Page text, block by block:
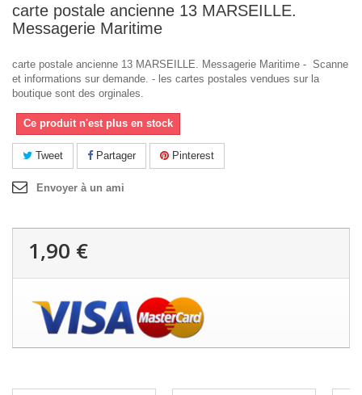
carte postale ancienne 13 MARSEILLE.
Messagerie Maritime
carte postale ancienne 13 MARSEILLE. Messagerie Maritime - Scanne
et informations sur demande. - les cartes postales vendues sur la
boutique sont des orginales.
Ce produit n'est plus en stock
Tweet Partager Pinterest
Envoyer à un ami
1,90 €